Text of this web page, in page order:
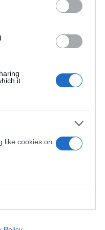
it
like cookies on
για επερχόμενες
του
του για την
«Αγαπώ την Ελλάδα.